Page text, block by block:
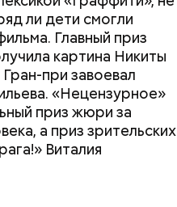
ли дети смогли
Главный приз
картина Никиты
при завоевал
«Нецензурное»
приз жюри за
а приз зрительских
Виталия